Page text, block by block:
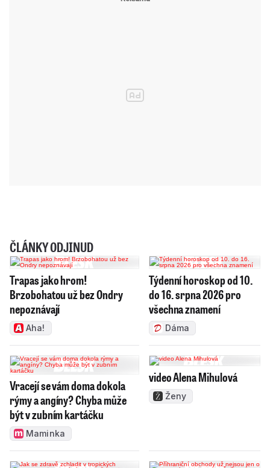
ČLÁNKY ODJINUD
Trapas jako hrom!
Brzobohatou už bez Ondry
nepoznávají
Aha!
Týdenní horoskop od 10.
do 16. srpna 2026 pro
všechna znamení
Dáma
Vracejí se vám doma dokola
rýmy a angíny? Chyba může
být v zubním kartáčku
Maminka
video Alena Mihulová
Ženy